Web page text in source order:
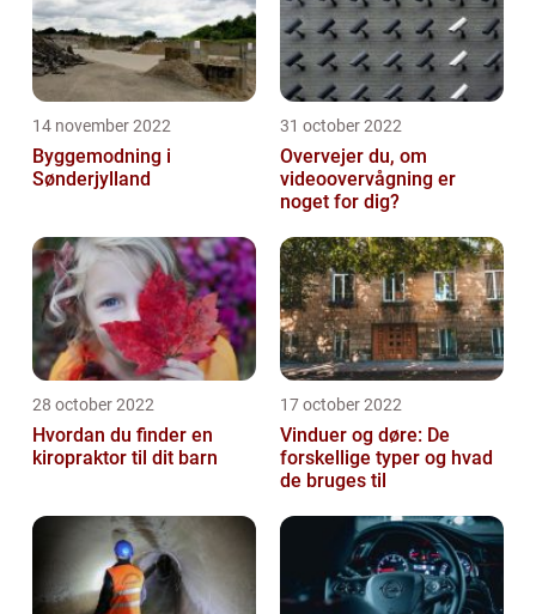
14 november 2022
Byggemodning i
Sønderjylland
31 october 2022
Overvejer du, om
videoovervågning er
noget for dig?
28 october 2022
Hvordan du finder en
kiropraktor til dit barn
17 october 2022
Vinduer og døre: De
forskellige typer og hvad
de bruges til